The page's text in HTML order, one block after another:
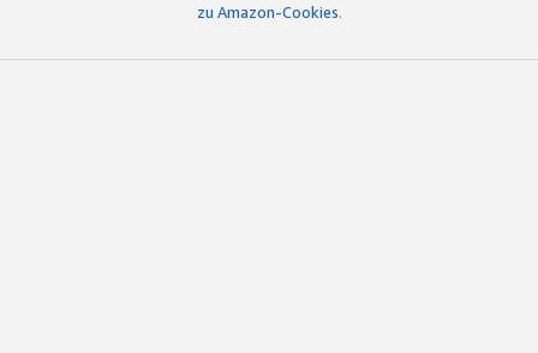
zu Amazon-Cookies.